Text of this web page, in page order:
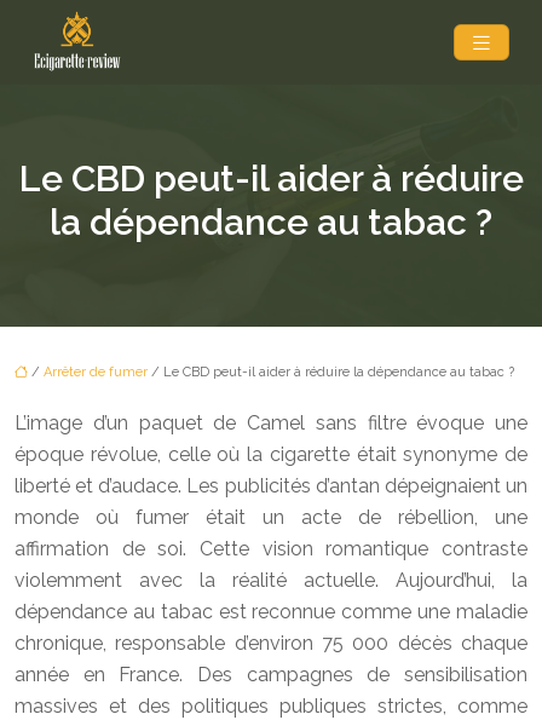
Le CBD peut-il aider à réduire
la dépendance au tabac ?
/ Arrêter de fumer / Le CBD peut-il aider à réduire la dépendance au tabac ?
L’image d’un paquet de Camel sans filtre évoque une
époque révolue, celle où la cigarette était synonyme de
liberté et d’audace. Les publicités d’antan dépeignaient un
monde où fumer était un acte de rébellion, une
affirmation de soi. Cette vision romantique contraste
violemment avec la réalité actuelle. Aujourd’hui, la
dépendance au tabac est reconnue comme une maladie
chronique, responsable d’environ 75 000 décès chaque
année en France. Des campagnes de sensibilisation
massives et des politiques publiques strictes, comme